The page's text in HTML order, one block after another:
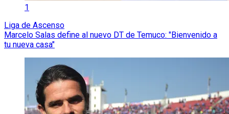
1
Liga de Ascenso
Marcelo Salas define al nuevo DT de Temuco: "Bienvenido a
tu nueva casa"